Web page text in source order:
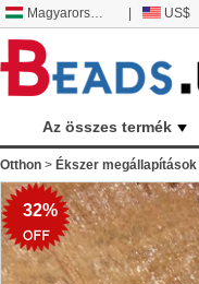
Magyarország US$
Az összes termék
Otthon > Ékszer megállapítások
32%